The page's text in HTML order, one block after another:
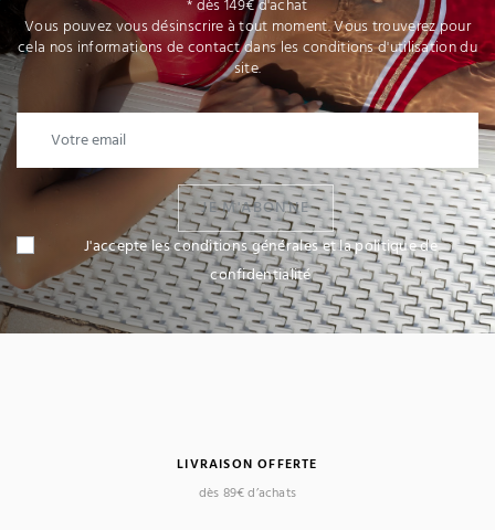
* dès 149€ d'achat
Vous pouvez vous désinscrire à tout moment. Vous trouverez pour
cela nos informations de contact dans les conditions d'utilisation du
site.
JE M'ABONNE
J'accepte les conditions générales et la politique de
confidentialité
LIVRAISON OFFERTE
dès 89€ d’achats